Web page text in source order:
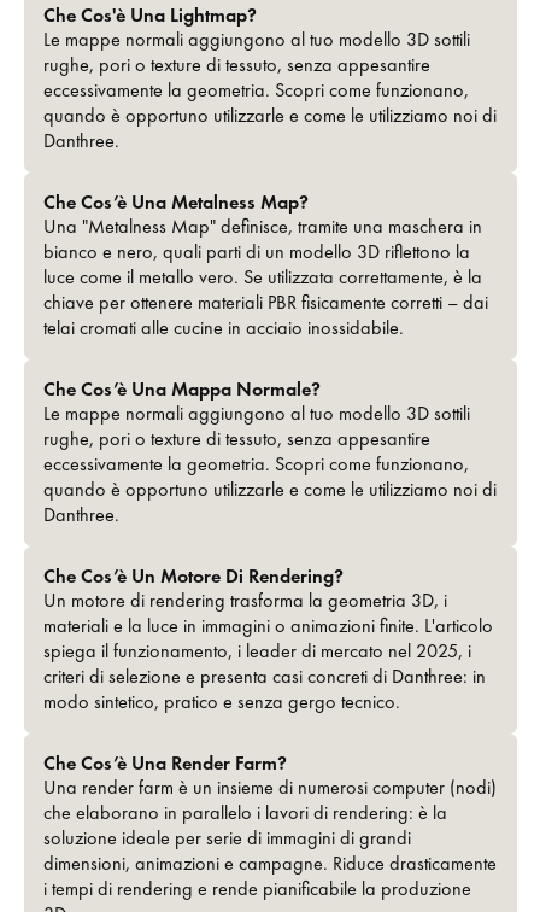
Che Cos'è Una Lightmap?
Le mappe normali aggiungono al tuo modello 3D sottili
rughe, pori o texture di tessuto, senza appesantire
eccessivamente la geometria. Scopri come funzionano,
quando è opportuno utilizzarle e come le utilizziamo noi di
Danthree.
Che Cos’è Una Metalness Map?
Una "Metalness Map" definisce, tramite una maschera in
bianco e nero, quali parti di un modello 3D riflettono la
luce come il metallo vero. Se utilizzata correttamente, è la
chiave per ottenere materiali PBR fisicamente corretti – dai
telai cromati alle cucine in acciaio inossidabile.
Che Cos’è Una Mappa Normale?
Le mappe normali aggiungono al tuo modello 3D sottili
rughe, pori o texture di tessuto, senza appesantire
eccessivamente la geometria. Scopri come funzionano,
quando è opportuno utilizzarle e come le utilizziamo noi di
Danthree.
Che Cos’è Un Motore Di Rendering?
Un motore di rendering trasforma la geometria 3D, i
materiali e la luce in immagini o animazioni finite. L'articolo
spiega il funzionamento, i leader di mercato nel 2025, i
criteri di selezione e presenta casi concreti di Danthree: in
modo sintetico, pratico e senza gergo tecnico.
Che Cos’è Una Render Farm?
Una render farm è un insieme di numerosi computer (nodi)
che elaborano in parallelo i lavori di rendering: è la
soluzione ideale per serie di immagini di grandi
dimensioni, animazioni e campagne. Riduce drasticamente
i tempi di rendering e rende pianificabile la produzione